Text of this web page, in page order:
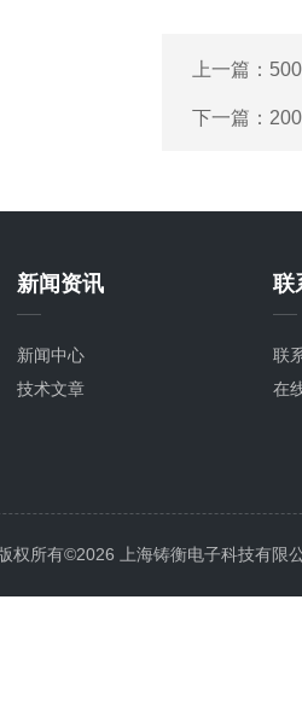
上一篇：
下一篇：
新闻资讯
新闻中心
技术文章
联
联
在
版权所有©2026 上海铸衡电子科技有